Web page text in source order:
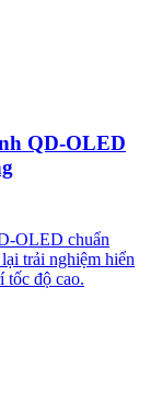
QD-OLED
OLED chuẩn
trải nghiệm hiển
tốc độ cao.